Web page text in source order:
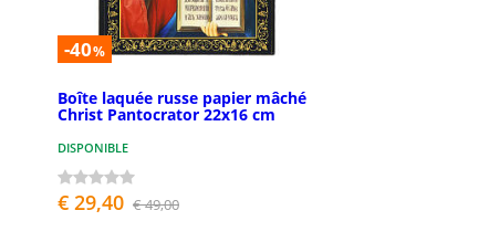
-40%
Boîte laquée russe papier mâché
Christ Pantocrator 22x16 cm
DISPONIBLE
€ 29,40 € 49,00